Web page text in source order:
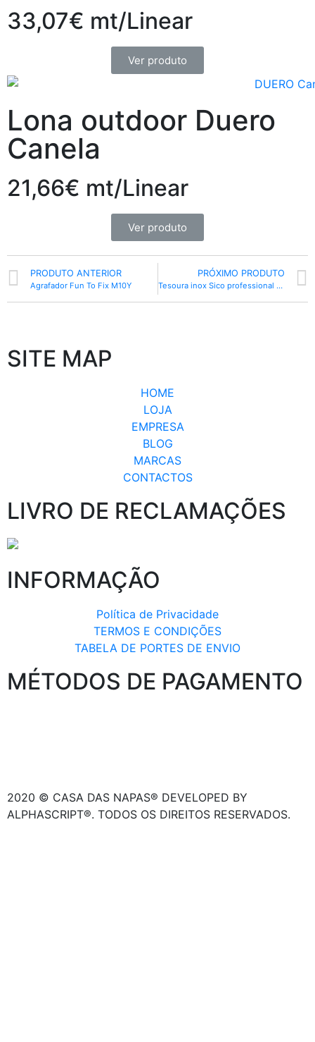
33,07€ mt/Linear
Ver produto
Lona outdoor Duero
Canela
21,66€ mt/Linear
Ver produto
PRODUTO ANTERIOR
Agrafador Fun To Fix M10Y
PRÓXIMO PRODUTO
Tesoura inox Sico professional 8.5
SITE MAP
HOME
LOJA
EMPRESA
BLOG
MARCAS
CONTACTOS
LIVRO DE RECLAMAÇÕES
INFORMAÇÃO
Política de Privacidade
TERMOS E CONDIÇÕES
TABELA DE PORTES DE ENVIO
MÉTODOS DE PAGAMENTO
2020 © CASA DAS NAPAS® DEVELOPED BY
ALPHASCRIPT®. TODOS OS DIREITOS RESERVADOS.